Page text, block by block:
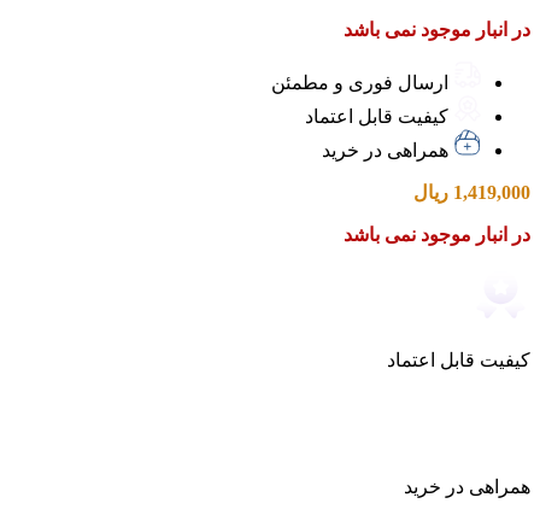
در انبار موجود نمی باشد
ارسال فوری و مطمئن
کیفیت قابل اعتماد
همراهی در خرید
1,419,000 ریال
در انبار موجود نمی باشد
کیفیت قابل اعتماد
همراهی در خرید